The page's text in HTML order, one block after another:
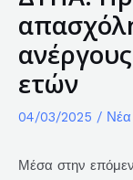
ετών
04/03/2025 / Νέα
Μέσα στην